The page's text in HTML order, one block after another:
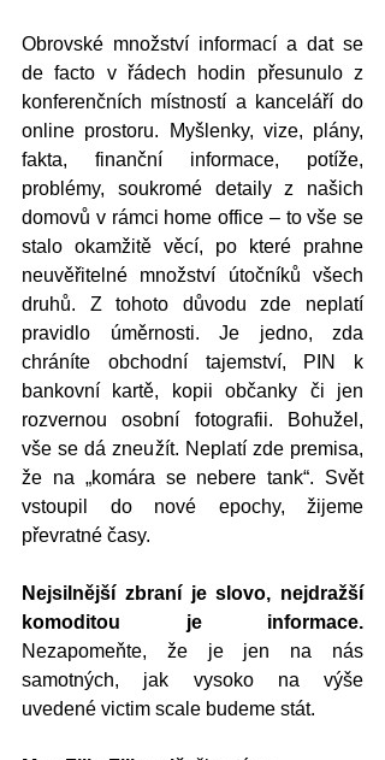
Obrovské množství informací a dat se
de facto v řádech hodin přesunulo z
konferenčních místností a kanceláří do
online prostoru. Myšlenky, vize, plány,
fakta, finanční informace, potíže,
problémy, soukromé detaily z našich
domovů v rámci home office – to vše se
stalo okamžitě věcí, po které prahne
neuvěřitelné množství útočníků všech
druhů. Z tohoto důvodu zde neplatí
pravidlo úměrnosti. Je jedno, zda
chráníte obchodní tajemství, PIN k
bankovní kartě, kopii občanky či jen
rozvernou osobní fotografii. Bohužel,
vše se dá zneužít. Neplatí zde premisa,
že na „komára se nebere tank“. Svět
vstoupil do nové epochy, žijeme
převratné časy.
Nejsilnější zbraní je slovo, nejdražší
komoditou je informace.
Nezapomeňte, že je jen na nás
samotných, jak vysoko na výše
uvedené victim scale budeme stát.